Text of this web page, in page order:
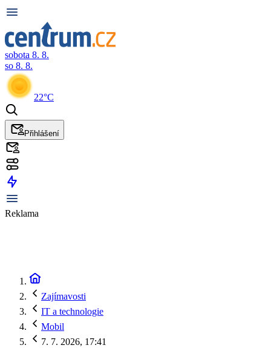
sobota 8. 8.
so 8. 8.
22°C
Přihlášení
Reklama
Zajímavosti
IT a technologie
Mobil
7. 7. 2026, 17:41